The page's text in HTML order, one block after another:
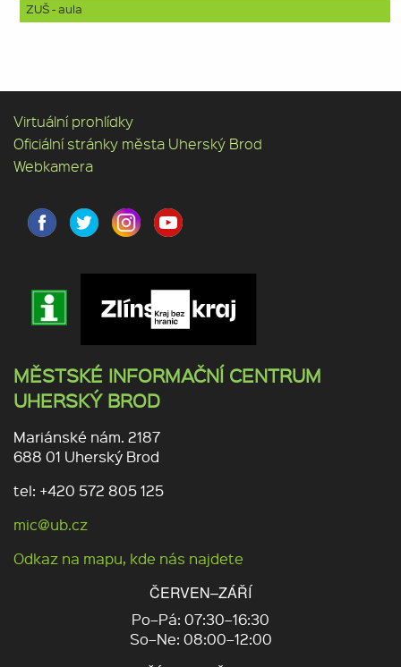
ZUŠ - aula
Virtuální prohlídky
Oficiální stránky města Uherský Brod
Webkamera
MĚSTSKÉ INFORMAČNÍ CENTRUM
UHERSKÝ BROD
Mariánské nám. 2187
688 01 Uherský Brod
tel: +420 572 805 125
mic@ub.cz
Odkaz na mapu, kde nás najdete
ČERVEN–ZÁŘÍ
Po–Pá: 07:30–16:30
So–Ne: 08:00–12:00